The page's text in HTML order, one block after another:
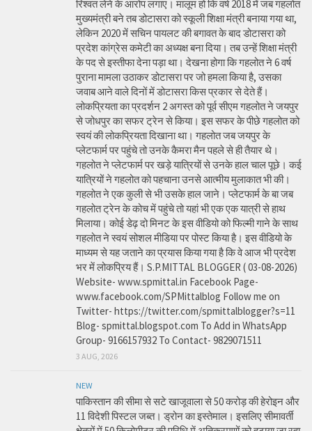
रिश्वत लेने के आरोप लगाए। मालूम हो कि वर्ष 2018 में जब गहलोत
मुख्यमंत्री बने तब डोटासरा को स्कूली शिक्षा मंत्री बनाया गया था,
लेकिन 2020 में सचिन पायलट की बगावत के बाद डोटासरा को
प्रदेश कांग्रेस कमेटी का अध्यक्ष बना दिया। तब उन्हें शिक्षा मंत्री
के पद से इस्तीफा देना पड़ा था। देखना होगा कि गहलोत ने 6 वर्ष
पुराना मामला उठाकर डोटासरा पर जो हमला किया है, उसका
जवाब आने वाले दिनों में डोटासरा किस प्रकार से देते हैं।
लोकप्रियता का प्रदर्शन 2 अगस्त को पूर्व सीएम गहलोत ने जयपुर
से जोधपुर का सफर ट्रेन से किया। इस सफर के पीछे गहलोत को
स्वयं की लोकप्रियता दिखाना था। गहलोत जब जयपुर के
प्लेटफार्म पर पहुंचे तो उनके कैमरा मैन पहले से ही तैयार थे।
गहलोत ने प्लेटफार्म पर खड़े यात्रियों से उनके हाल चाल पूछे। कई
यात्रियों ने गहलोत को पहचाना उनसे आत्मीय मुलाकात भी की।
गहलोत ने एक कुली से भी उसके हाल जाने। प्लेटफार्म के बा जब
गहलोत ट्रेन के कोच में पहुंचे तो यहां भी एक एक यात्री से हाथ
मिलाया। कोई डेढ़ दो मिनट के इस वीडियो को फिल्मी गाने के साथ
गहलोत ने स्वयं सोशल मीडिया पर पोस्ट किया है। इस वीडियो के
माध्यम से यह जताने का प्रयास किया गया है कि वे आज भी प्रदेश
भर में लोकप्रिय हैं। S.P.MITTAL BLOGGER ( 03-08-2026)
Website- www.spmittal.in Facebook Page-
www.facebook.com/SPMittalblog Follow me on
Twitter- https://twitter.com/spmittalblogger?s=11
Blog- spmittal.blogspot.com To Add in WhatsApp
Group- 9166157932 To Contact- 9829071511
3 AUG, 2026
NEW
पाकिस्तान की सीमा से सटे खाजूवाला से 50 करोड़ की हेरोइन और
11 विदेशी पिस्टल जब्त। ड्रोन का इस्तेमाल। इसलिए सीमावर्ती